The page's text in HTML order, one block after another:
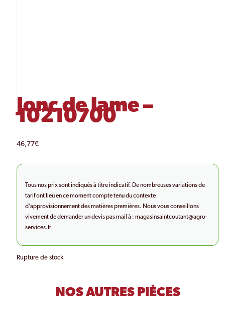
Jonc de lame –
10210700
46,77€
Tous nos prix sont indiqués à titre indicatif. De nombreuses variations de
tarif ont lieu en ce moment compte tenu du contexte
d’approvisionnement des matières premières. Nous vous conseillons
vivement de demander un devis pas mail à :magasinsaintcoutant@agro-
services.fr
Rupture de stock
NOS AUTRES PIÈCES